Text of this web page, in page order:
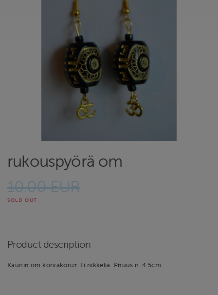
rukouspyörä om
10.00 EUR
SOLD OUT
Product description
Kauniit om korvakorut. Ei nikkeliä. Pituus n. 4.5cm